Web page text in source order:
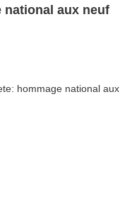
national aux neuf